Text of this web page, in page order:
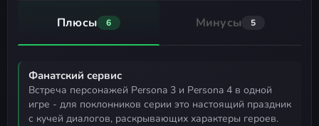
Плюсы 6 Минусы 5
Фанатский сервис
встреча персонажей Persona 3 и Persona 4 в одной
игре - для поклонников серии это настоящий праздник
с кучей диалогов, раскрывающих характеры героев.